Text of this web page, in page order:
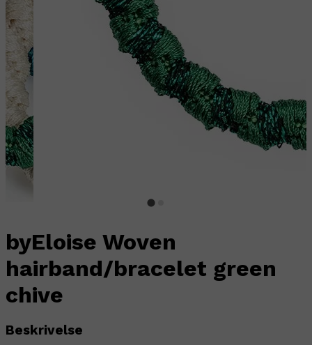
byEloise Woven
hairband/bracelet green
chive
Beskrivelse